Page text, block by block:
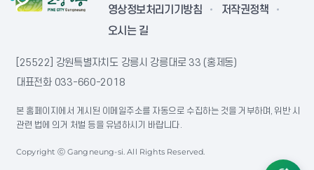
영상정보처리기기방침
저작권정책
오시는 길
[25522] 강원특별자치도 강릉시 강릉대로 33 (홍제동)
대표전화 033-660-2018
본 홈페이지에서 게시된 이메일주소를 자동으로 수집하는 것을 거부하며, 위반 시
관련 법에 의거 처벌 등을 유념하시기 바랍니다.
Copyright ⓒ Gangneung-si. All Rights Reserved.